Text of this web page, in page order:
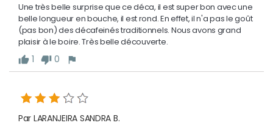
Une très belle surprise que ce déca, il est super bon avec une
belle longueur en bouche, il est rond. En effet, il n'a pas le goût
(pas bon) des décafeinés traditionnels. Nous avons grand
plaisir à le boire. Très belle découverte.
thumb_up 1 thumb_down 0 flag
Par LARANJEIRA SANDRA B.